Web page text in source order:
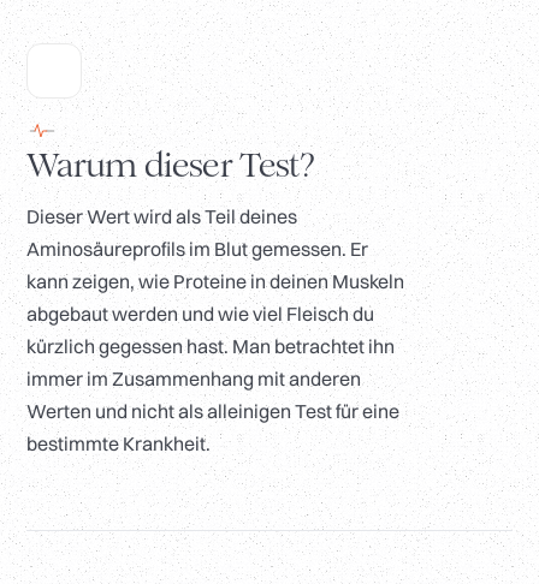
Warum dieser Test?
Dieser Wert wird als Teil deines
Aminosäureprofils im Blut gemessen. Er
kann zeigen, wie Proteine in deinen Muskeln
abgebaut werden und wie viel Fleisch du
kürzlich gegessen hast. Man betrachtet ihn
immer im Zusammenhang mit anderen
Werten und nicht als alleinigen Test für eine
bestimmte Krankheit.